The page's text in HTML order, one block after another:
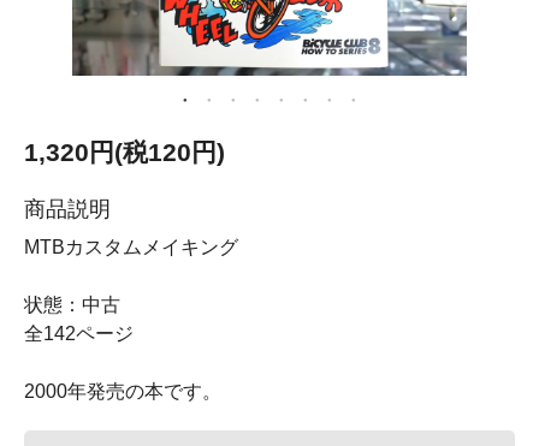
1,320円(税120円)
商品説明
MTBカスタムメイキング
状態：中古
全142ページ
2000年発売の本です。